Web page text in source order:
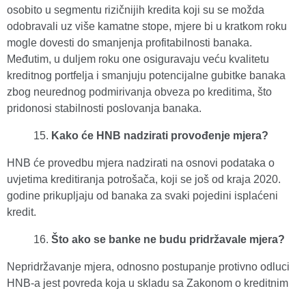
osobito u segmentu rizičnijih kredita koji su se možda
odobravali uz više kamatne stope, mjere bi u kratkom roku
mogle dovesti do smanjenja profitabilnosti banaka.
Međutim, u duljem roku one osiguravaju veću kvalitetu
kreditnog portfelja i smanjuju potencijalne gubitke banaka
zbog neurednog podmirivanja obveza po kreditima, što
pridonosi stabilnosti poslovanja banaka.
Kako će HNB nadzirati provođenje mjera?
HNB će provedbu mjera nadzirati na osnovi podataka o
uvjetima kreditiranja potrošača, koji se još od kraja 2020.
godine prikupljaju od banaka za svaki pojedini isplaćeni
kredit.
Što ako se banke ne budu pridržavale mjera?
Nepridržavanje mjera, odnosno postupanje protivno odluci
HNB-a jest povreda koja u skladu sa Zakonom o kreditnim